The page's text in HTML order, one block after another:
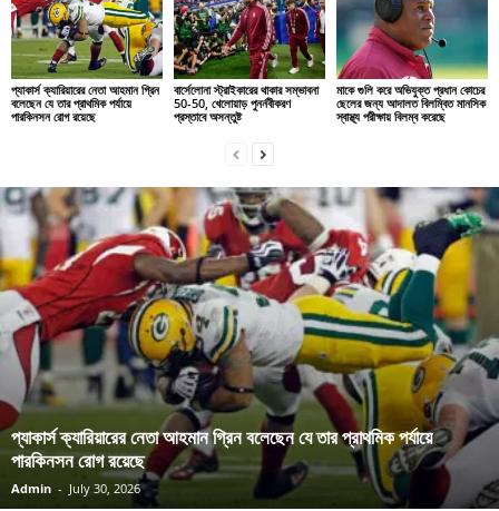
প্যাকার্স ক্যারিয়ারের নেতা আহমান গ্রিন
বলেছেন যে তার প্রাথমিক পর্যায়ে
পারকিনসন রোগ রয়েছে
বার্সেলোনা স্ট্রাইকারের থাকার সম্ভাবনা
50-50, খেলোয়াড় পুনর্নবীকরণ
প্রস্তাবে অসন্তুষ্ট
মাকে গুলি করে অভিযুক্ত প্রধান কোচের
ছেলের জন্য আদালত বিলম্বিত মানসিক
স্বাস্থ্য পরীক্ষায় বিলম্ব করেছে
প্যাকার্স ক্যারিয়ারের নেতা আহমান গ্রিন বলেছেন যে তার প্রাথমিক পর্যায়ে
পারকিনসন রোগ রয়েছে
Admin - July 30, 2026